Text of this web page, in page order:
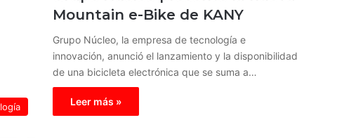
Mountain e-Bike de KANY
Grupo Núcleo, la empresa de tecnología e
innovación, anunció el lanzamiento y la disponibilidad
de una bicicleta electrónica que se suma a…
Leer más »